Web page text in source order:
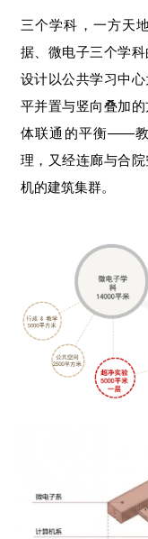
三个学科，一方天
据、微电子三个学
设计以公共学习中
平并置与竖向叠加
体联通的平衡——教
理，又经连廊与合
机的建筑集群。